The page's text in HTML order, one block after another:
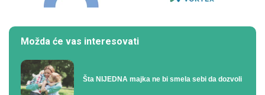
Možda će vas interesovati
Šta NIJEDNA majka ne bi smela sebi da dozvoli